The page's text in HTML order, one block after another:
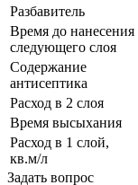
Разбавитель
Время до нанесения
следующего слоя
Содержание
антисептика
Расход в 2 слоя
Время высыхания
Расход в 1 слой,
кв.м/л
Задать вопрос